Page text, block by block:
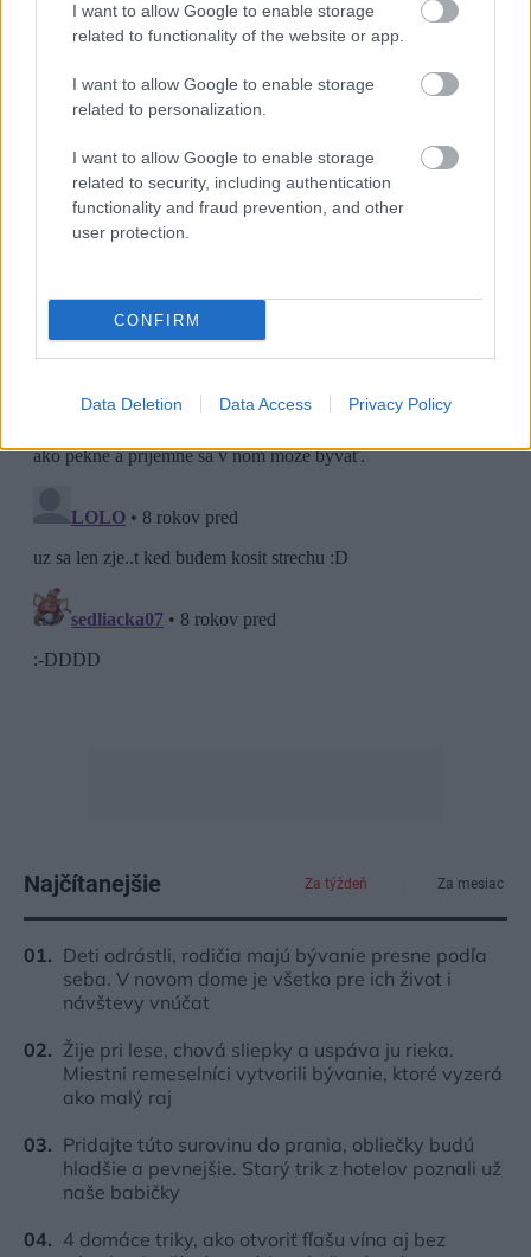
I want to allow Google to enable storage
related to functionality of the website or app.
I want to allow Google to enable storage
related to personalization.
I want to allow Google to enable storage
related to security, including authentication
functionality and fraud prevention, and other
user protection.
CONFIRM
Data Deletion Data Access Privacy Policy
Diskusia
Najčítanejšie Za týždeň Za mesiac
Deti odrástli, rodičia majú bývanie presne podľa
seba. V novom dome je všetko pre ich život i
návštevy vnúčat
Žije pri lese, chová sliepky a uspáva ju rieka.
Miestni remeselníci vytvorili bývanie, ktoré vyzerá
ako malý raj
Pridajte túto surovinu do prania, obliečky budú
hladšie a pevnejšie. Starý trik z hotelov poznali už
naše babičky
4 domáce triky, ako otvoriť fľašu vína aj bez